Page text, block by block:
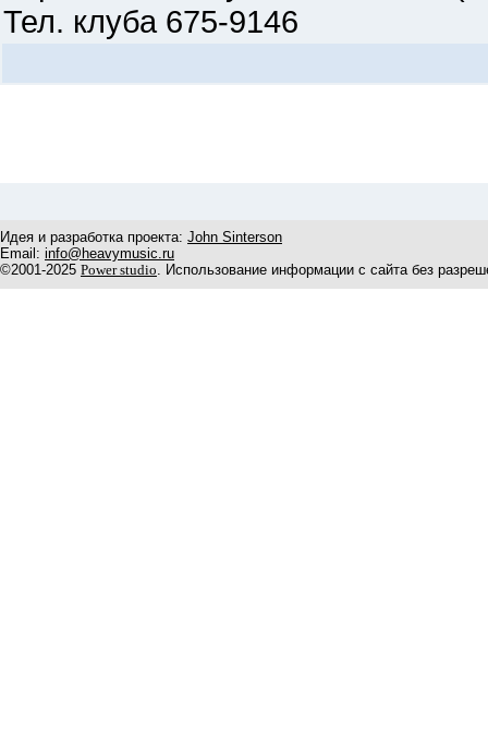
Тел. клуба 675-9146
Идея и разработка проекта: John Sinterson
Email: info@heavymusic.ru
©2001-2025 Power studio. Использование информации с сайта без